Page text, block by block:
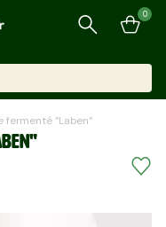
0
fermenté "Laben"